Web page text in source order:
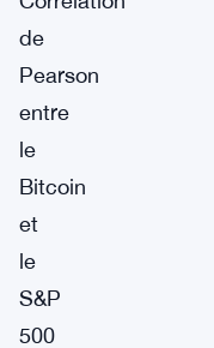
de
Pearson
entre
le
Bitcoin
et
le
S&P
500